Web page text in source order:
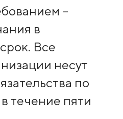
–
в
Все
несут
по
течение пяти